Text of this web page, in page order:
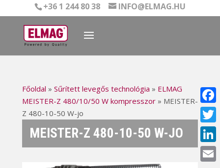
+36 1 244 80 38 INFO@ELMAG.HU
Főoldal » Sűrített levegős technológia » ELMAG
MEISTER-Z 480/10/50 W kompresszor» MEISTER-
Z 480-10-50 W-jo
MEISTER-Z 480-10-50 W-JO